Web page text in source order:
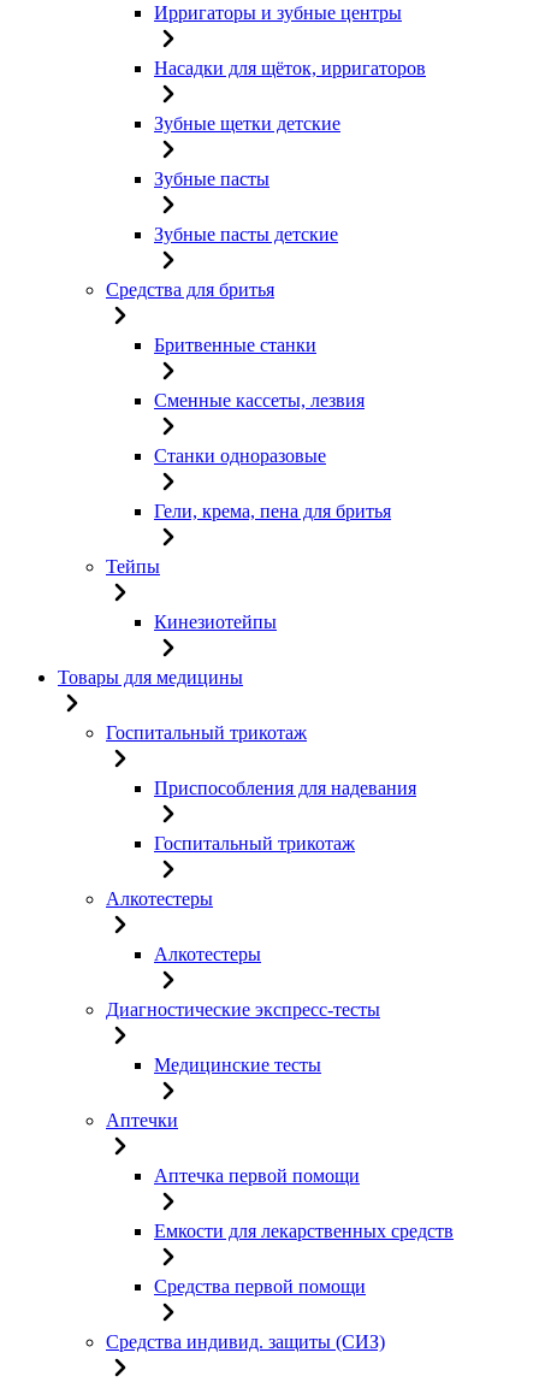
Ирригаторы и зубные центры
Насадки для щёток, ирригаторов
Зубные щетки детские
Зубные пасты
Зубные пасты детские
Средства для бритья
Бритвенные станки
Сменные кассеты, лезвия
Станки одноразовые
Гели, крема, пена для бритья
Тейпы
Кинезиотейпы
Товары для медицины
Госпитальный трикотаж
Приспособления для надевания
Госпитальный трикотаж
Алкотестеры
Алкотестеры
Диагностические экспресс-тесты
Медицинские тесты
Аптечки
Аптечка первой помощи
Емкости для лекарственных средств
Средства первой помощи
Средства индивид. защиты (СИЗ)